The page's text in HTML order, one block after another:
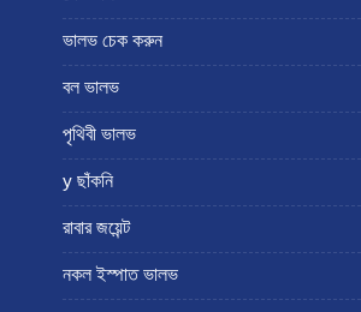
ভালভ চেক করুন
বল ভালভ
পৃথিবী ভালভ
y ছাঁকনি
রাবার জয়েন্ট
নকল ইস্পাত ভালভ